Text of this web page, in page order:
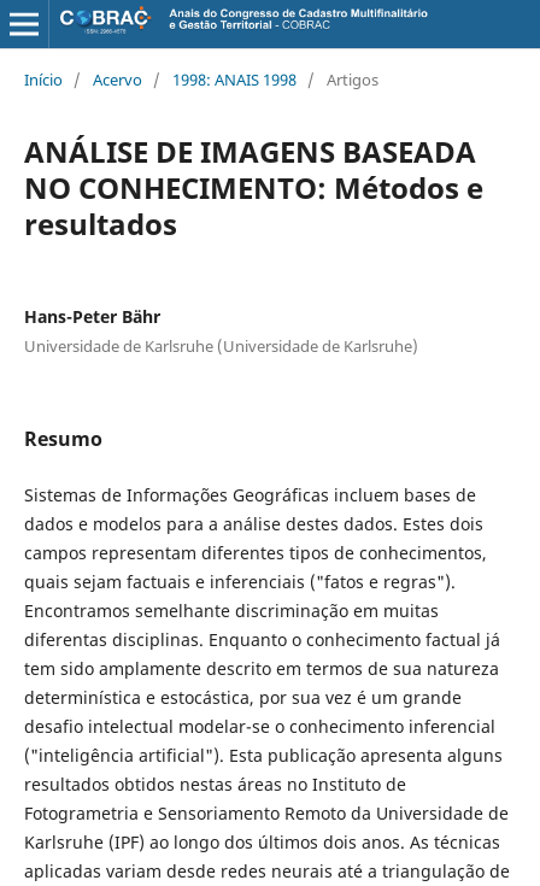
Início / Acervo / 1998: ANAIS 1998 / Artigos
ANÁLISE DE IMAGENS BASEADA
NO CONHECIMENTO: Métodos e
resultados
Hans-Peter Bähr
Universidade de Karlsruhe (Universidade de Karlsruhe)
Resumo
Sistemas de Informações Geográficas incluem bases de
dados e modelos para a análise destes dados. Estes dois
campos representam diferentes tipos de conhecimentos,
quais sejam factuais e inferenciais ("fatos e regras").
Encontramos semelhante discriminação em muitas
diferentas disciplinas. Enquanto o conhecimento factual já
tem sido amplamente descrito em termos de sua natureza
determinística e estocástica, por sua vez é um grande
desafio intelectual modelar-se o conhecimento inferencial
("inteligência artificial"). Esta publicação apresenta alguns
resultados obtidos nestas áreas no Instituto de
Fotogrametria e Sensoriamento Remoto da Universidade de
Karlsruhe (IPF) ao longo dos últimos dois anos. As técnicas
aplicadas variam desde redes neurais até a triangulação de